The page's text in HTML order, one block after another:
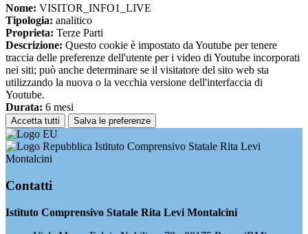
Nome: VISITOR_INFO1_LIVE
Tipologia: analitico
Proprieta: Terze Parti
Descrizione: Questo cookie è impostato da Youtube per tenere
traccia delle preferenze dell'utente per i video di Youtube incorporati
nei siti; può anche determinare se il visitatore del sito web sta
utilizzando la nuova o la vecchia versione dell'interfaccia di
Youtube.
Durata: 6 mesi
Accetta tutti Salva le preferenze
Istituto Comprensivo Statale Rita Levi
Montalcini
Contatti
Istituto Comprensivo Statale Rita Levi Montalcini